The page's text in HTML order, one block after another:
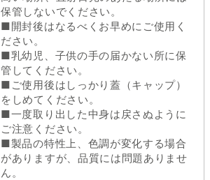
保管しないでください。
■開封後はなるべくお早めにご使用く
ださい。
■乳幼児、子供の手の届かない所に保
管してください。
■ご使用後はしっかり蓋（キャップ）
をしめてください。
■一度取り出した中身は戻さぬように
ご注意ください。
■製品の特性上、色調が変化する場合
がありますが、品質には問題ありませ
ん。